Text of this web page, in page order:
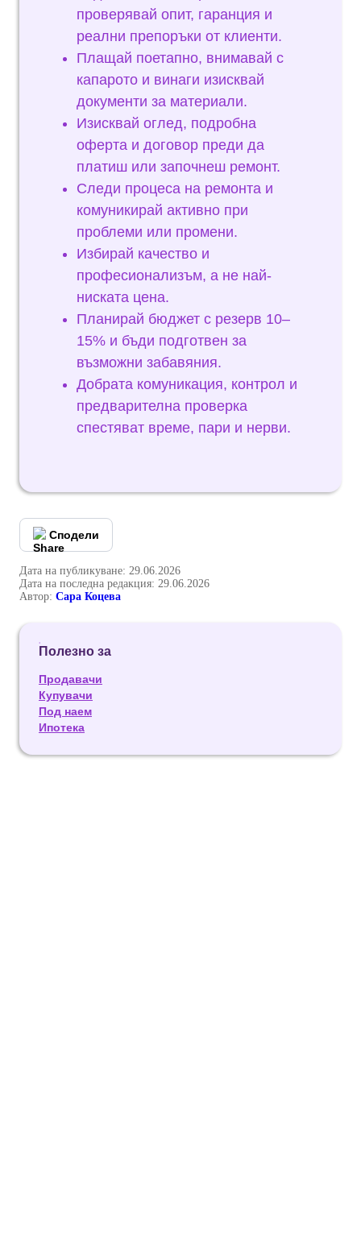
проверявай опит, гаранция и
реални препоръки от клиенти.
Плащай поетапно, внимавай с
капарото и винаги изисквай
документи за материали.
Изисквай оглед, подробна
оферта и договор преди да
платиш или започнеш ремонт.
Следи процеса на ремонта и
комуникирай активно при
проблеми или промени.
Избирай качество и
професионализъм, а не най-
ниската цена.
Планирай бюджет с резерв 10–
15% и бъди подготвен за
възможни забавяния.
Добрата комуникация, контрол и
предварителна проверка
спестяват време, пари и нерви.
Сподели
Дата на публикуване: 29.06.2026
Дата на последна редакция: 29.06.2026
Автор: Сара Коцева
Полезно за
Продавачи
Купувачи
Под наем
Ипотека